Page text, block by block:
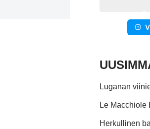
Luganan
Le Macchiole
Herkullinen